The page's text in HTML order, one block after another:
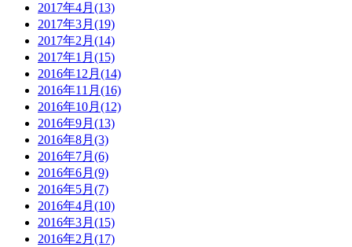
2017年4月(13)
2017年3月(19)
2017年2月(14)
2017年1月(15)
2016年12月(14)
2016年11月(16)
2016年10月(12)
2016年9月(13)
2016年8月(3)
2016年7月(6)
2016年6月(9)
2016年5月(7)
2016年4月(10)
2016年3月(15)
2016年2月(17)